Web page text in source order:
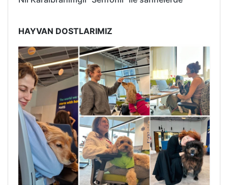
HAYVAN DOSTLARIMIZ